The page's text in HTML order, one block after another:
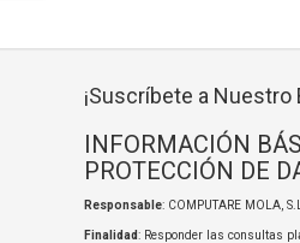
¡Suscríbete a Nuestro
INFORMACIÓN
PROTECCIÓN DE
Responsable: COMPUTARE MOLA,
Finalidad: Responder las consultas